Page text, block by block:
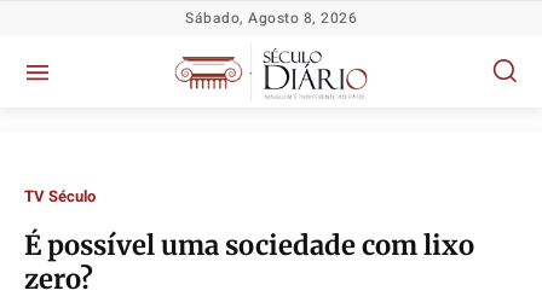
Política
Socioeconômicas
Política
Socioeconômicas
Política
Socioeconômicas
Política
Socioeconômicas
Sábado, Agosto 8, 2026
TV Século
É possível uma sociedade com lixo
zero?